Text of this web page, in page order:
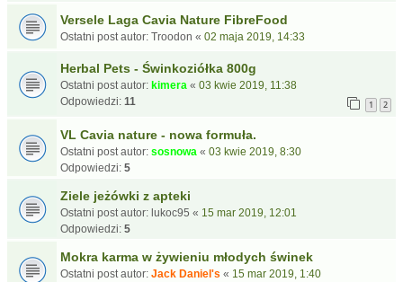
Versele Laga Cavia Nature FibreFood
Ostatni post autor: Troodon « 02 maja 2019, 14:33
Herbal Pets - Świnkoziółka 800g
Ostatni post autor: kimera « 03 kwie 2019, 11:38
Odpowiedzi: 11 1 2
VL Cavia nature - nowa formuła.
Ostatni post autor: sosnowa « 03 kwie 2019, 8:30
Odpowiedzi: 5
Ziele jeżówki z apteki
Ostatni post autor: lukoc95 « 15 mar 2019, 12:01
Odpowiedzi: 5
Mokra karma w żywieniu młodych świnek
Ostatni post autor: Jack Daniel's « 15 mar 2019, 1:40